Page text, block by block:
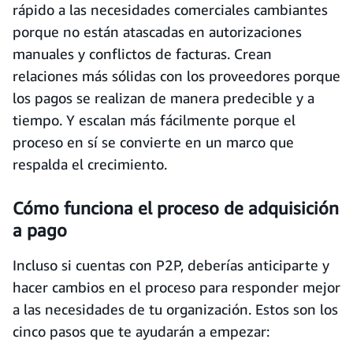
rápido a las necesidades comerciales cambiantes
porque no están atascadas en autorizaciones
manuales y conflictos de facturas. Crean
relaciones más sólidas con los proveedores porque
los pagos se realizan de manera predecible y a
tiempo. Y escalan más fácilmente porque el
proceso en sí se convierte en un marco que
respalda el crecimiento.
Cómo funciona el proceso de adquisición
a pago
Incluso si cuentas con P2P, deberías anticiparte y
hacer cambios en el proceso para responder mejor
a las necesidades de tu organización. Estos son los
cinco pasos que te ayudarán a empezar: